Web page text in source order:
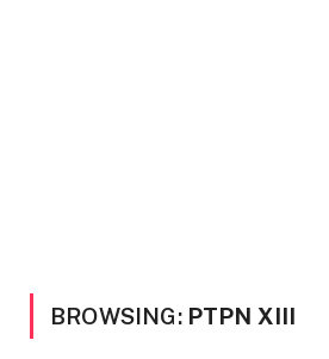
BROWSING: PTPN XIII